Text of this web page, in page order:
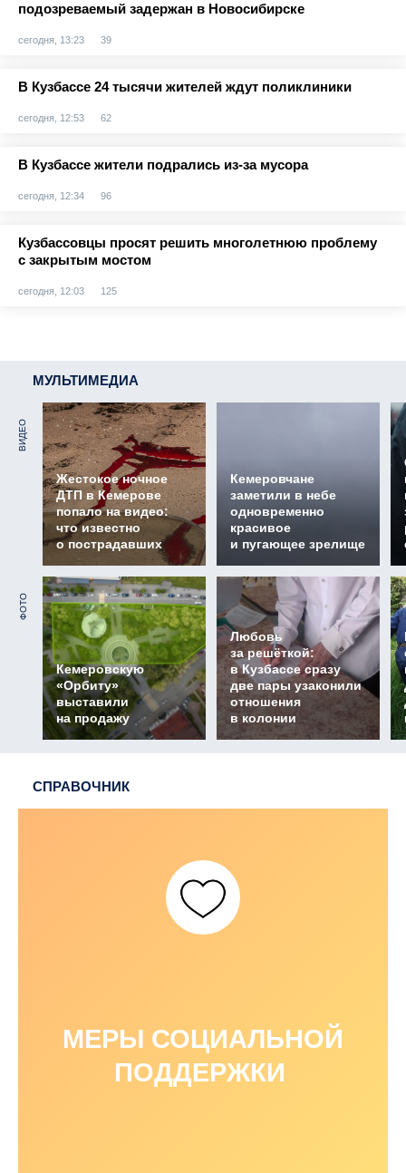
подозреваемый задержан в Новосибирске
сегодня, 13:23 39
В Кузбассе 24 тысячи жителей ждут поликлиники
сегодня, 12:53 62
В Кузбассе жители подрались из-за мусора
сегодня, 12:34 96
Кузбассовцы просят решить многолетнюю проблему
с закрытым мостом
сегодня, 12:03 125
МУЛЬТИМЕДИА
ВИДЕО
Жестокое ночное
ДТП в Кемерове
попало на видео:
что известно
о пострадавших
Кемеровчане
заметили в небе
одновременно
красивое
и пугающее зрелище
ФОТО
Кемеровскую
«Орбиту»
выставили
на продажу
Любовь
за решёткой:
в Кузбассе сразу
две пары узаконили
отношения
в колонии
СПРАВОЧНИК
МЕРЫ СОЦИАЛЬНОЙ
ПОДДЕРЖКИ